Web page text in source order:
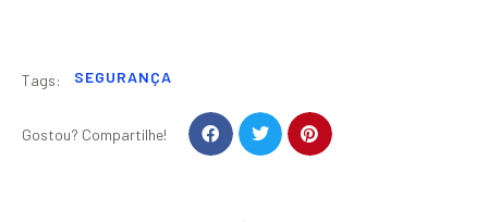
Tags: SEGURANÇA
Gostou? Compartilhe!